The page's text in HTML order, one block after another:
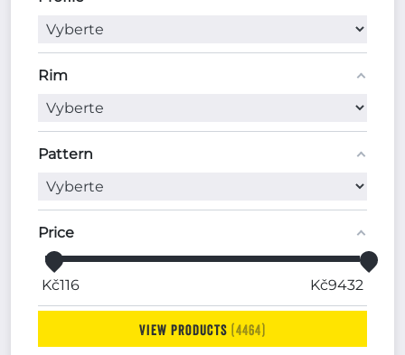
Rim
Pattern
Price
Kč116 Kč9432
View products 4464